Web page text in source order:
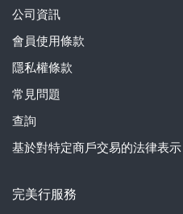
公司資訊
會員使用條款
隱私權條款
常見問題
查詢
基於對特定商戶交易的法律表示
完美行服務